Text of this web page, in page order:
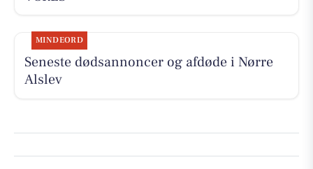
MINDEORD
Seneste dødsannoncer og afdøde i Nørre
Alslev